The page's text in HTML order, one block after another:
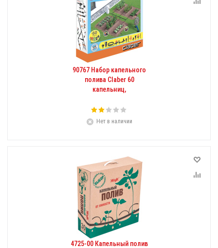
90767 Набор капельного
полива Claber 60
капельниц,
Нет в наличии
4725-00 Капельный полив